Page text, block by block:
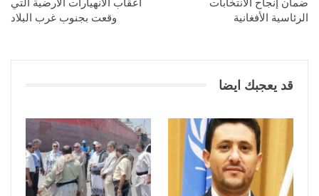
ضمان إنجاح الانتخابات
الرئاسية الأفغانية
أعقاب الانهيارات الأرضية التي
وقعت بجنوب غرب البلاد
قد يعجبك ايضا